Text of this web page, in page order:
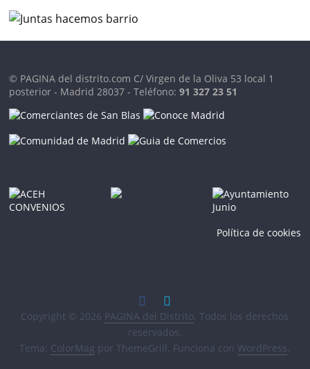
© PAGINA del distrito.com C/ Virgen de la Oliva 53 local 1
posterior - Madrid 28037 - Teléfono:91 327 23 51
Política de cookies
Copyright © 2026 PAGINA del Distrito. Todos los derechos
reservados.
Tema: ColorMag por ThemeGrill. Funciona conWordPress.